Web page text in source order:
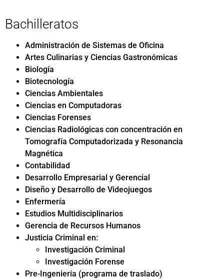
Bachilleratos
Administración de Sistemas de Oficina
Artes Culinarias y Ciencias Gastronómicas
Biología
Biotecnología
Ciencias Ambientales
Ciencias en Computadoras
Ciencias Forenses
Ciencias Radiológicas con concentración en
Tomografía Computadorizada y Resonancia
Magnética
Contabilidad
Desarrollo Empresarial y Gerencial
Diseño y Desarrollo de Videojuegos
Enfermería
Estudios Multidisciplinarios
Gerencia de Recursos Humanos
Justicia Criminal en:
Investigación Criminal
Investigación Forense
Pre-Ingeniería (programa de traslado)